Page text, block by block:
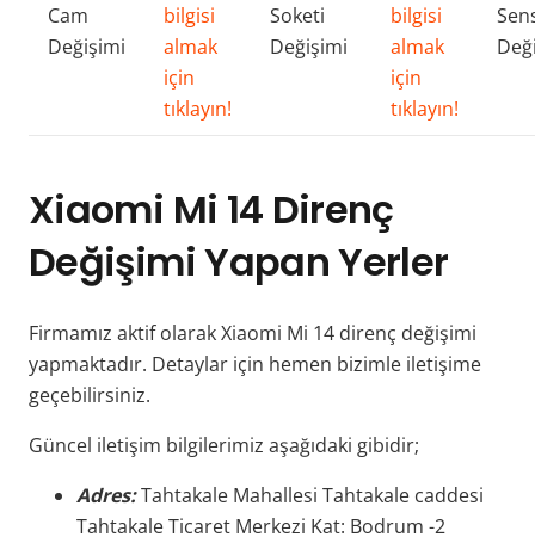
Cam
Değişimi
bilgisi
almak
için
tıklayın!
Soketi
Değişimi
bilgisi
almak
için
tıklayın!
Xiaomi Mi 14 Direnç
Değişimi Yapan Yerler
Firmamız aktif olarak Xiaomi Mi 14 direnç değişimi
yapmaktadır. Detaylar için hemen bizimle iletişime
geçebilirsiniz.
Güncel iletişim bilgilerimiz aşağıdaki gibidir;
Adres:Tahtakale Mahallesi Tahtakale caddesi
Tahtakale Ticaret Merkezi Kat: Bodrum -2